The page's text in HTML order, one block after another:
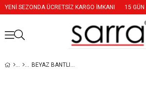
YENİ SEZONDA ÜCRETSİZ KARGO İMKANI 15 GÜN
BEYAZ BANTLI 10 CM TOPUKLU RAHAT AYAKKABI